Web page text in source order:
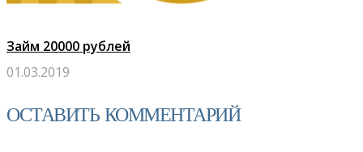
Займ 20000 рублей
01.03.2019
ОСТАВИТЬ КОММЕНТАРИЙ